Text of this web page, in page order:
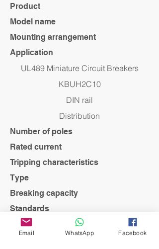
Product
Model name
Mounting arrangement
Application
UL489 Miniature Circuit Breakers
KBUH2C10
DIN rail
Distribution
Number of poles
Rated current
Tripping characteristics
Type
Breaking capacity
Standards
Certifications
Email WhatsApp Facebook